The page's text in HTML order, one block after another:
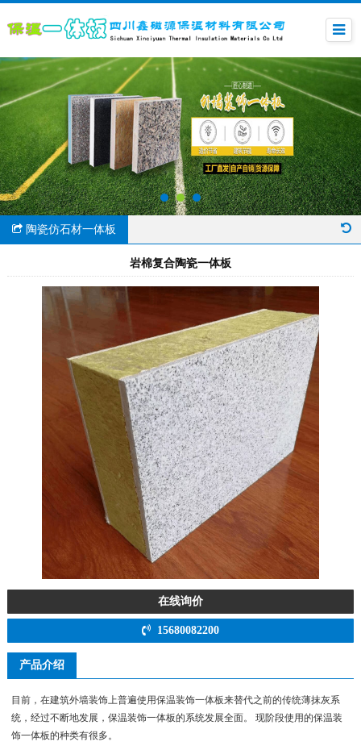
陶瓷仿石材一体板
岩棉复合陶瓷一体板
在线询价
15680082200
产品介绍
目前，在建筑外墙装饰上普遍使用保温装饰一体板来替代之前的传统薄抹灰系
统，经过不断地发展，保温装饰一体板的系统发展全面。 现阶段使用的保温装
饰一体板的种类有很多。